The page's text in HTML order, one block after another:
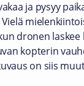
ja pysyy
dronen
kopterin
on siis